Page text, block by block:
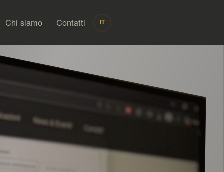
Chi siamo Contatti IT